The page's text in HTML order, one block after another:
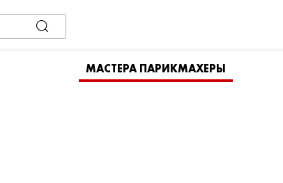
МАСТЕРА ПАРИКМАХЕРЫ